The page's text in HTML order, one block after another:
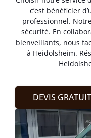
c’est bénéficier
professionnel.
sécurité. En
bienveillants, nous
à Heidolsheim.
DEVIS GRATUIT